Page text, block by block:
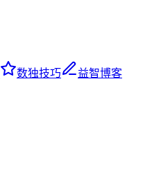
数独技巧
益智博客